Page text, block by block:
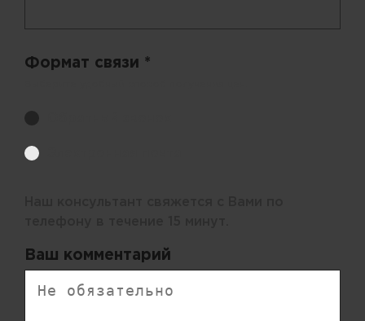
Формат связи *
Ваш комментарий